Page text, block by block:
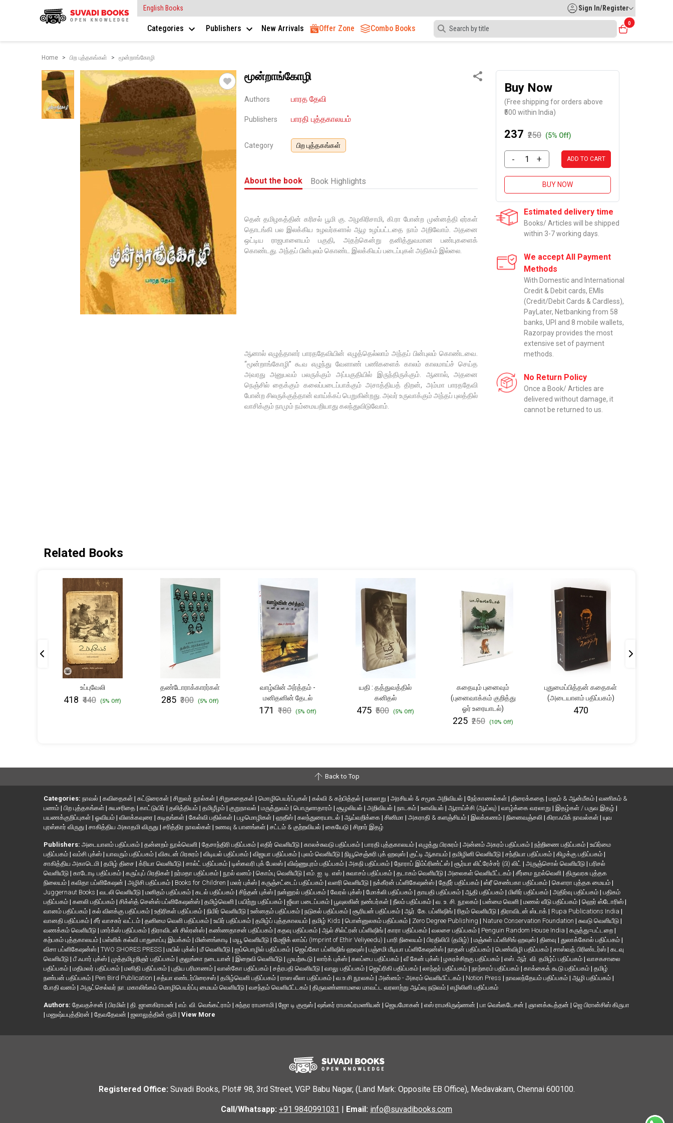
English Books Sign In/Register
Categories Publishers New Arrivals Offer Zone Combo Books
0
Home பிற புத்தகங்கள் மூன்றாங்கோழி
மூன்றாங்கோழி
Authors பாரத தேவி
Publishers பாரதி புத்தகாலயம்
Category பிற புத்தகங்கள்
About the book Book Highlights
தென் தமிழகத்தின் கரிசல் பூமி கு. அழகிரிசாமி, கி.ரா போன்ற முன்னத்தி ஏர்கள்
தொடங்கி பல இலக்கிய உழவர்களால் ஆழ உழப்பட்டதை நாம் அறிவோம். அதனை
ஒட்டிய ராஜபாளையம் பகுதி, அதற்கென்று தனித்துவமான பண்புகளைக்
கொண்டது. அந்தப் பின்புலம் கொண்ட இலக்கியப் படைப்புகள் அதிகம் இல்லை.
ஆனால் எழுத்தாளர் பாரததேவியின் எழுத்தெல்லாம் அந்தப் பின்புலம் கொண்டவை.
“மூன்றாங்கோழி” கூவ எழுந்து வேளாண் பணிகளைக் காலம் காலமாய்ச் செய்த
அவரது அனுபவம் பலருக்கும் அப்பகுதியில் இருந்திருக்கும். ஆனால், அதனை
நெஞ்சில் தைக்கும் கலைப்படைப்பாக்கும் அசாத்தியத் திறன், அம்மா பாரததேவி
போன்ற சிலருக்குத்தான் வாய்க்கப் பெறுகின்றது. அவர் உருவாக்கும் அந்தப் புலத்தில்
வாசிக்கும் நாமும் நம்மையறியாது கலந்துவிடுவோம்.
Buy Now
(Free shipping for orders above
₹500 within India)
₹237 ₹250 (5% Off)
- + ADD TO CART
BUY NOW
Estimated delivery time
Books/ Articles will be shipped
within 3-7 working days.
We accept All Payment
Methods
With Domestic and International
Credit & Debit cards, EMIs
(Credit/Debit Cards & Cardless),
PayLater, Netbanking from 58
banks, UPI and 8 mobile wallets,
Razorpay provides the most
extensive set of payment
methods.
No Return Policy
Once a Book/ Articles are
delivered without damage, it
cannot be returned to us.
Related Books
உப்புவேலி
₹418 ₹440 (5% Off)
தண்டோராக்காரர்கள்
₹285 ₹300 (5% Off)
வாழ்வின் அர்த்தம் -
மனிதனின் தேடல்
₹171 ₹180 (5% Off)
யதி : தத்துவத்தில்
கனிதல்
₹475 ₹500 (5% Off)
கதையும் புனைவும்
(புனைவாக்கம் குறித்து
ஓர் உரையாடல்)
₹225 ₹250 (10% Off)
புதுமைப்பித்தன் கதைகள்
(அடையாளம் பதிப்பகம்)
₹470
Back to Top
Categories: நாவல் | கவிதைகள் | கட்டுரைகள் | சிறுவர் நூல்கள் | சிறுகதைகள் | மொழிபெயர்ப்புகள் | கல்வி & கற்பித்தல் | வரலாறு | அரசியல் & சமூக அறிவியல் | நேர்காணல்கள் | திரைக்கதை | மதம் & ஆன்மீகம் | வணிகம் &
பணம் | பிற புத்தகங்கள் | சுயசரிதை | காட்டுயிர் | தலித்தியம் | தமிழீழம் | குறுநாவல் | மருத்துவம் | பொருளாதாரம் | சூழலியல் | அறிவியல் | நாடகம் | உளவியல் | ஆராய்ச்சி (ஆய்வு) | வாழ்க்கை வரலாறு | இதழ்கள் / பருவ இதழ் |
பயணக்குறிப்புகள் | ஓவியம் | விளக்கவுரை | கடிதங்கள் | கேள்வி பதில்கள் | பழமொழிகள் | ஹதீஸ் | கலந்துரையாடல் | ஆய்வறிக்கை | சினிமா | அகராதி & களஞ்சியம் | இலக்கணம் | நினைவஞ்சலி | கிராஃபிக் நாவல்கள் | யுவ
புரஸ்கார் விருது | சாகித்திய அகாதமி விருது | சரித்திர நாவல்கள் | உணவு & பானங்கள் | சட்டம் & குற்றவியல் | கையேடு | சிறார் இதழ்
Publishers: அடையாளம் பதிப்பகம் | தன்னறம் நூல்வெளி | தேசாந்திரி பதிப்பகம் | எதிர் வெளியீடு | காலச்சுவடு பதிப்பகம் | பாரதி புத்தகாலயம் | எழுத்து பிரசுரம் | அன்னம் அகரம் பதிப்பகம் | நற்றிணை பதிப்பகம் | உயிர்மை
பதிப்பகம் | வம்சி புக்ஸ் | யாவரும் பதிப்பகம் | விகடன் பிரசுரம் | விடியல் பதிப்பகம் | விஜயா பதிப்பகம் | புலம் வெளியீடு | நியூசெஞ்சுரி புக் ஹவுஸ் | குட்டி ஆகாயம் | தமிழினி வெளியீடு | சந்தியா பதிப்பகம் | கிழக்கு பதிப்பகம் |
சாகித்திய அகாடெமி | தமிழ் திசை | க்ரியா வெளியீடு | சால்ட் பதிப்பகம் | டிஸ்கவரி புக் பேலஸ் | விஷ்ணுபுரம் பதிப்பகம் | அகநி பதிப்பகம் | நோராப் இம்ப்ரிண்ட்ஸ் | சூர்யா லிட்ரேச்சர் (பி) லிட் | அருஞ்சொல் வெளியீடு | பரிசல்
வெளியீடு | காடோடி பதிப்பகம் | கருப்புப் பிரதிகள் | நர்மதா பதிப்பகம் | நூல் வனம் | கொம்பு வெளியீடு | எம். ஐ. டி. எஸ் | சுவாசம் பதிப்பகம் | தடாகம் வெளியீடு | அலைகள் வெளியீட்டகம் | சீர்மை நூல்வெளி | திருவரசு புத்தக
நிலையம் | கவிதா பப்ளிகேஷன் | அழிசி பதிப்பகம் | Books for Children | மலர் புக்ஸ் | கருஞ்சட்டைப் பதிப்பகம் | வளரி வெளியீடு | நக்கீரன் பப்ளிகேஷன்ஸ் | தேநீர் பதிப்பகம் | ஸ்ரீ செண்பகா பதிப்பகம் | கௌரா புத்தக மையம் |
Juggernaut Books | வடலி வெளியீடு | மனிதம் பதிப்பகம் | கடல் பதிப்பகம் | சிந்தன் புக்ஸ் | நன்னூல் பதிப்பகம் | வேரல் புக்ஸ் | மோக்லி பதிப்பகம் | தாயதி பதிப்பகம் | ஆதி பதிப்பகம் | மிளிர் பதிப்பகம் | அதிர்வு பதிப்பகம் | பதிகம்
பதிப்பகம் | கனலி பதிப்பகம் | சிக்ஸ்த் சென்ஸ் பப்ளிகேஷன்ஸ் | தமிழ்வெளி | பயிற்று பதிப்பகம் | ஜீவா படைப்பகம் | பூவுலகின் நண்பர்கள் | நீலம் பதிப்பகம் | வ. உ. சி. நூலகம் | பன்மை வெளி | மணல் வீடு பதிப்பகம் | ஹெர் ஸ்டோரிஸ் |
வானம் பதிப்பகம் | கல் விளக்கு பதிப்பகம் | உதிரிகள் பதிப்பகம் | நிமிர் வெளியீடு | உன்னதம் பதிப்பகம் | நடுகல் பதிப்பகம் | சூரியன் பதிப்பகம் | ஆர். கே. பப்ளிஷிங் | ரிதம் வெளியீடு | திராவிடன் ஸ்டாக் | Rupa Publications India |
வானதி பதிப்பகம் | சீர் வாசகர் வட்டம் | தனிமை வெளி பதிப்பகம் | உயிர் பதிப்பகம் | தமிழ்ப் புத்தகாலயம் | தமிழ் Kids | பொன்னுலகம் பதிப்பகம் | Zero Degree Publishing | Nature Conservation Foundation | சுவடு வெளியீடு |
வணக்கம் வெளியீடு | மார்க்ஸ் பதிப்பகம் | திராவிடன் சில்ரன்ஸ் | கண்ணதாசன் பதிப்பகம் | கதவு பதிப்பகம் | ஆல் சில்ட்ரன் பப்ளிஷிங் | காரா பதிப்பகம் | வலசை பதிப்பகம் | Penguin Random House India | கருத்து=பட்டறை |
கற்பகம் புத்தகாலயம் | பள்ளிக் கல்வி பாதுகாப்பு இயக்கம் | மின்னங்காடி | மயூ வெளியீடு | மேஜிக் லாம்ப் (Imprint of Ethir Veliyeedu) | பாரி நிலையம் | பிரதிலிபி (தமிழ்) | மஞ்சுள் பப்ளிசிங் ஹவுஸ் | தினவு | துலாக்கோல் பதிப்பகம் |
விசா பப்ளிகேஷன்ஸ் | TWO SHORES PRESS | மயில் புக்ஸ் | மீ வெளியீடு | ஐம்பொழில் பதிப்பகம் | ஜெய்கோ பப்ளிஷிங் ஹவுஸ் | பஞ்சமி மீடியா பப்ளிகேஷன்ஸ் | நாதன் பதிப்பகம் | பெண்விழி பதிப்பகம் | சாஸ்வத் பிரிண்டர்ஸ் | கடவு
வெளியீடு | பீ ஃபார் புக்ஸ் | முத்தமிழறிஞர் பதிப்பகம் | குலுங்கா நடையான் | இறைவி வெளியீடு | முயற்கூடு | லார்க் புக்ஸ் | கலப்பை பதிப்பகம் | வீ கேன் புக்ஸ் | ழகரச்சிறகு பதிப்பகம் | எஸ். ஆர். வி. தமிழ்ப் பதிப்பகம் | வாசகசாலை
பதிப்பகம் | மதிமலர் பதிப்பகம் | மனிதி பதிப்பகம் | புதிய பரிமாணம் | வான்கோ பதிப்பகம் | சத்ரபதி வெளியீடு | வாலு பதிப்பகம் | ஜெய்ரிகி பதிப்பகம் | லாந்தர் பதிப்பகம் | நாற்கரம் பதிப்பகம் | காக்கைக் கூடு பதிப்பகம் | தமிழ்
நண்பன் பதிப்பகம் | Pen Bird Publication | சத்யா எண்டர்பிரைசஸ் | தமிழ்வெளி பதிப்பகம் | ராஸ லீலா பதிப்பகம் | வ.உ.சி நூலகம் | அன்னம் - அகரம் வெளியீட்டகம் | Notion Press | நாவலந்தேயம் பதிப்பகம் | ஆழி பதிப்பகம் |
போதி வனம் | அருட்செல்வர் நா. மகாலிங்கம் மொழிபெயர்ப்பு மையம் வெளியீடு | வசந்தம் வெளியீட்டகம் | திருவண்ணாமலை மாவட்ட வரலாற்று ஆய்வு நடுவம் | எழிலினி பதிப்பகம்
Authors: தேவதச்சன் | பிரமிள் | தி. ஜானகிராமன் | எம். வி. வெங்கட்ராம் | சுந்தர ராமசாமி | ஜோ டி குரூஸ் | ஷங்கர் ராமசுப்ரமணியன் | ஜெயமோகன் | எஸ் ராமகிருஷ்ணன் | பா வெங்கடேசன் | ஞானக்கூத்தன் | ஜெ பிரான்சிஸ் கிருபா
| மனுஷ்யபுத்திரன் | தேவதேவன் | ஜலாலுத்தின் ரூமி | View More
Registered Office: Suvadi Books, Plot# 98, 3rd Street, VGP Babu Nagar, (Land Mark: Opposite EB Office), Medavakam, Chennai 600100.
Call/Whatsapp: +91 9840991031 Email: info@suvadibooks.com